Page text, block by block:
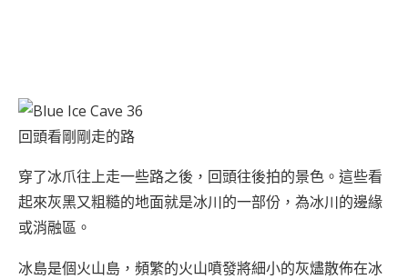
回頭看剛剛走的路
穿了冰爪往上走一些路之後，回頭往後拍的景色。這些看
起來灰黑又粗糙的地面就是冰川的一部份，為冰川的邊緣
或消融區。
冰島是個火山島，頻繁的火山噴發將細小的灰燼散佈在冰